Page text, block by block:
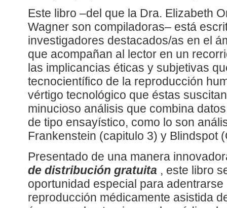
Este libro –del que la Dra. Elizabeth
Wagner son compiladoras– está
investigadores destacados/as en el
que acompañan al lector en un
las implicancias éticas y subjetivas
tecnocientífico de la reproducción
vértigo tecnológico que éstas
minucioso análisis que combina
de tipo ensayístico, como lo son
Frankenstein (capitulo 3) y Blindspot
Presentado de una manera
de distribución gratuita , este libro
oportunidad especial para
reproducción médicamente asistida